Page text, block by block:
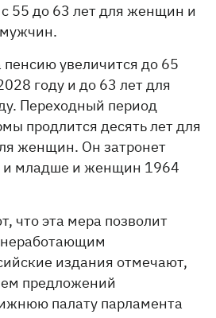
55 до 63 лет для женщин и
пенсию увеличится до 65
году и до 63 лет для
Переходный период
продлится десять лет для
женщин. Он затронет
и младше и женщин 1964
что эта мера позволит
неработающим
издания отмечают,
предложений
палату парламента